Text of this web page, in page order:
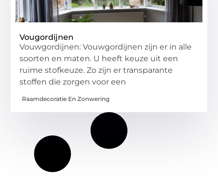
Vougordijnen
Vouwgordijnen: Vouwgordijnen zijn er in alle
soorten en maten. U heeft keuze uit een
ruime stofkeuze. Zo zijn er transparante
stoffen die zorgen voor een
Raamdecoratie En Zonwering